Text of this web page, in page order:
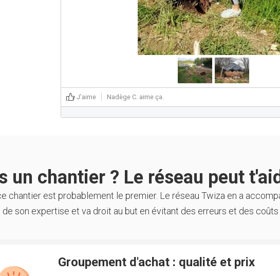
J'aime Nadège C. aime ça.
un chantier ? Le réseau peut
chantier est probablement le premier. Le réseau Twiza en a
de son expertise et va droit au but en évitant des erreurs et des
Groupement d'achat : qualité et prix